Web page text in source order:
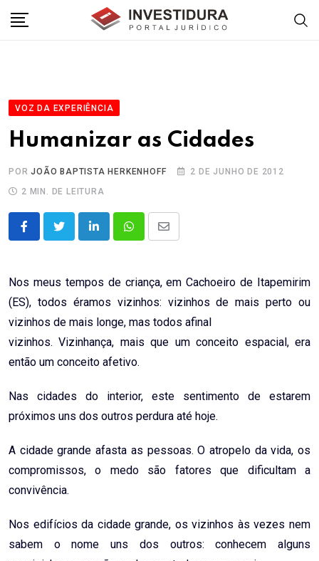
VOZ DA EXPERIÊNCIA
Humanizar as Cidades
PORJOÃO BAPTISTA HERKENHOFF
2 DE JUNHO DE 2012
2 MIN. DE LEITURA
LinkedInWhatsappShare
Email
Nos meus tempos de criança, em Cachoeiro de Itapemirim
(ES), todos éramos vizinhos: vizinhos de mais perto ou
vizinhos de mais longe, mas todos afinal
vizinhos. Vizinhança, mais que um conceito espacial, era
então um conceito afetivo.
Nas cidades do interior, este sentimento de estarem
próximos uns dos outros perdura até hoje.
A cidade grande afasta as pessoas. O atropelo da vida, os
compromissos, o medo são fatores que dificultam a
convivência.
Nos edifícios da cidade grande, os vizinhos às vezes nem
sabem o nome uns dos outros: conhecem alguns